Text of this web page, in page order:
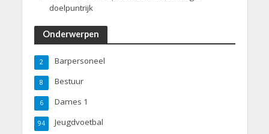
doelpuntrijk
Onderwerpen
Barpersoneel
2
Bestuur
8
Dames 1
6
Jeugdvoetbal
94